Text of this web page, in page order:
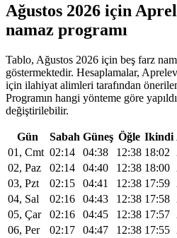
Ağustos 2026 için
namaz programı
Tablo, Ağustos 2026 için beş farz
göstermektedir. Hesaplamalar,
için ilahiyat alimleri tarafından
Programın hangi yönteme göre
değiştirilebilir.
Gün Sabah Güneş Öğle Ikindi
01, Cmt 02:14 04:38 12:38 18:02
02, Paz
02:14 04:40 12:38 18:00
03, Pzt
02:15 04:41 12:38 17:59
04, Sal
02:16 04:43 12:38 17:58
05, Çar
02:16 04:45 12:38 17:57
06, Per
02:17 04:47 12:38 17:55